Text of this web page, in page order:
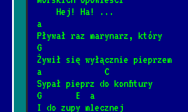
*
3/8/2026 [Fasolki]
*
1/7/2026[Fleetwood Mac]
Somewhere over the rainbow
    Hej! Ha! ...
a
Pływał raz marynarz, który
G
Żywił się wyłącznie pieprzem
a             C
Sypał pieprz do konfitury
G       E  a
I do zupy mlecznej